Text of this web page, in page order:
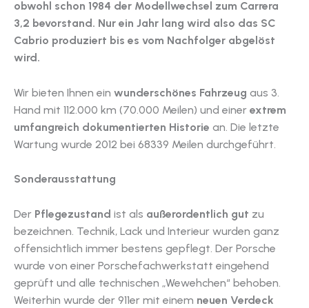
obwohl schon 1984 der Modellwechsel zum Carrera
3,2 bevorstand. Nur ein Jahr lang wird also das SC
Cabrio produziert bis es vom Nachfolger abgelöst
wird.
Wir bieten Ihnen ein wunderschönes Fahrzeug aus 3.
Hand mit 112.000 km (70.000 Meilen) und einer extrem
umfangreich dokumentierten Historie an. Die letzte
Wartung wurde 2012 bei 68339 Meilen durchgeführt.
Sonderausstattung
Der Pflegezustand ist als außerordentlich gut zu
bezeichnen. Technik, Lack und Interieur wurden ganz
offensichtlich immer bestens gepflegt. Der Porsche
wurde von einer Porschefachwerkstatt eingehend
geprüft und alle technischen „Wewehchen“ behoben.
Weiterhin wurde der 911er mit einem neuen Verdeck